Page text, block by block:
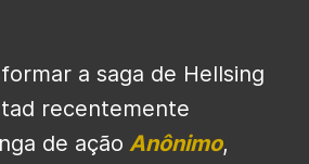
a saga de Hellsing
recentemente
de ação Anônimo,